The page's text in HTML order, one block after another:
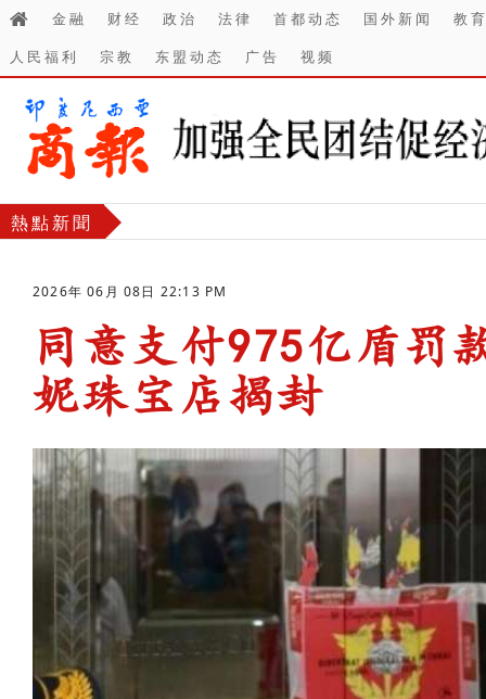
金融 财经 政治 法律 首都动态 国外新闻
教
人民福利
宗教 东盟动态 广告 视频
熱點新聞
2026年 06月 08日 22:13 PM
同意支付975亿盾罚
妮珠宝店揭封